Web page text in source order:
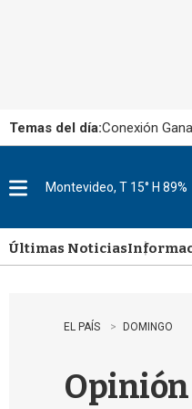
Temas del día:Conexión
u
Montevideo, T 15° H 89%
Últimas Noticias
EL PAÍS DOMINGO